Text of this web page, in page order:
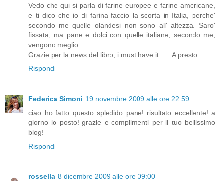
Vedo che qui si parla di farine europee e farine americane,
e ti dico che io di farina faccio la scorta in Italia, perche'
secondo me quelle olandesi non sono all' altezza. Saro'
fissata, ma pane e dolci con quelle italiane, secondo me,
vengono meglio.
Grazie per la news del libro, i must have it...... A presto
Rispondi
Federica Simoni 19 novembre 2009 alle ore 22:59
ciao ho fatto questo spledido pane! risultato eccellente! a
giorno lo posto! grazie e complimenti per il tuo bellissimo
blog!
Rispondi
rossella 8 dicembre 2009 alle ore 09:00